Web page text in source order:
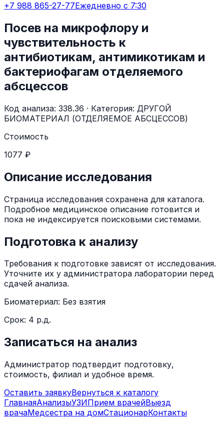
+7 988 865-27-77Ежедневно с 7:30
Посев на микрофлору и
чувствительность к
антибиотикам, антимикотикам и
бактериофагам отделяемого
абсцессов
Код анализа: 338.36 · Категория: ДРУГОЙ
БИОМАТЕРИАЛ (ОТДЕЛЯЕМОЕ АБСЦЕССОВ)
Стоимость
1077 ₽
Описание исследования
Страница исследования сохранена для каталога.
Подробное медицинское описание готовится и
пока не индексируется поисковыми системами.
Подготовка к анализу
Требования к подготовке зависят от исследования.
Уточните их у администратора лаборатории перед
сдачей анализа.
Биоматериал: Без взятия
Срок: 4 р.д.
Записаться на анализ
Администратор подтвердит подготовку,
стоимость, филиал и удобное время.
Оставить заявкуВернуться к каталогу
ГлавнаяАнализыУЗИПрием врачейВыезд
врачаМедсестра на домСтационарКонтакты